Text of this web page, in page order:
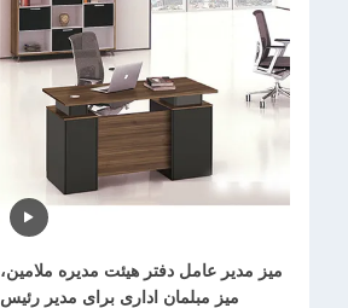
میز مدیر عامل دفتر هیئت مدیره ملامین،
میز مبلمان اداری برای مدیر رئیس